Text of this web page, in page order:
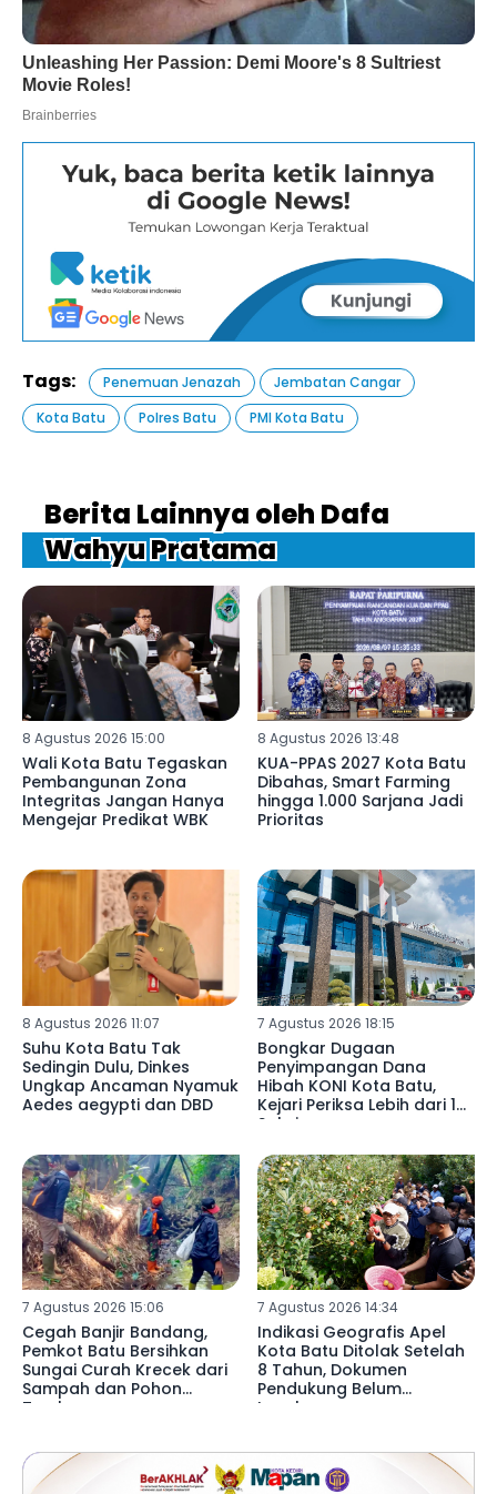
Tags: Penemuan Jenazah
Jembatan Cangar
Kota Batu
Polres Batu PMI Kota Batu
Berita Lainnya oleh Dafa
Wahyu Pratama
8 Agustus 2026 15:00
Wali Kota Batu Tegaskan
Pembangunan Zona
Integritas Jangan Hanya
Mengejar Predikat WBK
8 Agustus 2026 13:48
KUA-PPAS 2027 Kota Batu
Dibahas, Smart Farming
hingga 1.000 Sarjana Jadi
Prioritas
8 Agustus 2026 11:07
Suhu Kota Batu Tak
Sedingin Dulu, Dinkes
Ungkap Ancaman Nyamuk
Aedes aegypti dan DBD
7 Agustus 2026 18:15
Bongkar Dugaan
Penyimpangan Dana
Hibah KONI Kota Batu,
Kejari Periksa Lebih dari 15
Saksi
7 Agustus 2026 15:06
Cegah Banjir Bandang,
Pemkot Batu Bersihkan
Sungai Curah Krecek dari
Sampah dan Pohon
Tumbang
7 Agustus 2026 14:34
Indikasi Geografis Apel
Kota Batu Ditolak Setelah
8 Tahun, Dokumen
Pendukung Belum
Lengkap